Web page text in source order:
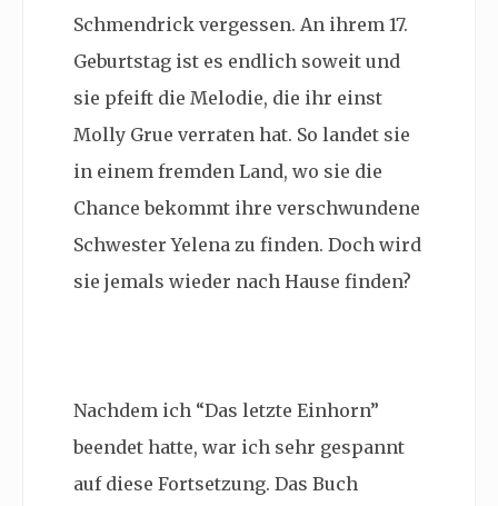
Schmendrick vergessen. An ihrem 17.
Geburtstag ist es endlich soweit und
sie pfeift die Melodie, die ihr einst
Molly Grue verraten hat. So landet sie
in einem fremden Land, wo sie die
Chance bekommt ihre verschwundene
Schwester Yelena zu finden. Doch wird
sie jemals wieder nach Hause finden?
Nachdem ich “Das letzte Einhorn”
beendet hatte, war ich sehr gespannt
auf diese Fortsetzung. Das Buch